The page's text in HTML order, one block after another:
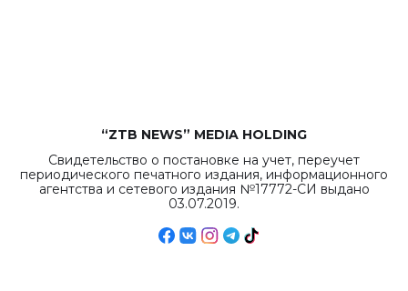
“ZTB NEWS” MEDIA HOLDING
Свидетельство о постановке на учет, переучет
периодического печатного издания, информационного
агентства и сетевого издания №17772-СИ выдано
03.07.2019.